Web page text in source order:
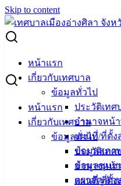
Skip to content
หน้าแรก
เกี่ยวกับเทศบาล
ข้อมูลทั่วไป
ประวัติเทศ
อำนาจหน้
แผนที่/ที่ตั้ง
ข้อมูลสภา
ข้อมูลชุมช
ตราสัญลัก
หน้าแรก
เกี่ยวกับเทศบาล
ข้อมูลทั่วไป
ประวัติเทศ
อำนาจหน้
แผนที่/ที่ตั้ง
Search for:
รายงานแสดงผลการดำเนิน
ปีงบประมาณ พ.ศ.2566
รายงานแสดงผลก
3 ประจำปีงบประม
กรกฎาคม 14, 2023 กรก
รายงานแสดงผลการดำเนิน